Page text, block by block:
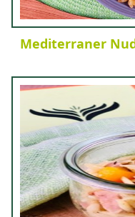
Mediterraner